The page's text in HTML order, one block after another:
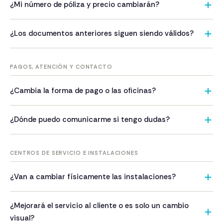
funcionando exactamente igual.
¿Mi número de póliza y precio cambiarán?
mantienen igual. Todas las coberturas continúan vigentes.
¿Los documentos anteriores siguen siendo válidos?
siendo totalmente válidos. Los nuevos documentos
reflejarán la imagen renovada manteniendo las mismas
condiciones.
PAGOS, ATENCIÓN Y CONTACTO
¿Cambia la forma de pago o las oficinas?
los mismos. Continuamos brindando los mismos productos y
servicios con el mismo respaldo.
¿Dónde puedo comunicarme si tengo dudas?
habituales:
• PBX: 2420-3333
• Redes sociales: Seguros El Roble
CENTROS DE SERVICIO E INSTALACIONES
¿Van a cambiar físicamente las instalaciones?
fachadas, colores, logos, mobiliario y equipo.
¿Mejorará el servicio al cliente o es solo un cambio
visual?